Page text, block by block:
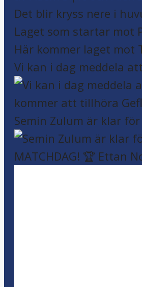
Det blir kryss nere i
Laget som startar mot
Här kommer laget mot
Vi kan i dag meddela
Semin Zulum är klar
MATCHDAG! 🏆 Ettan